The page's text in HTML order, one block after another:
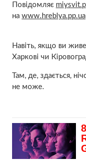
Повідомляє
на www.hreblya.pp.ua
Навіть, якщо ви
Харкові чи
Там, де, здається,
не може.